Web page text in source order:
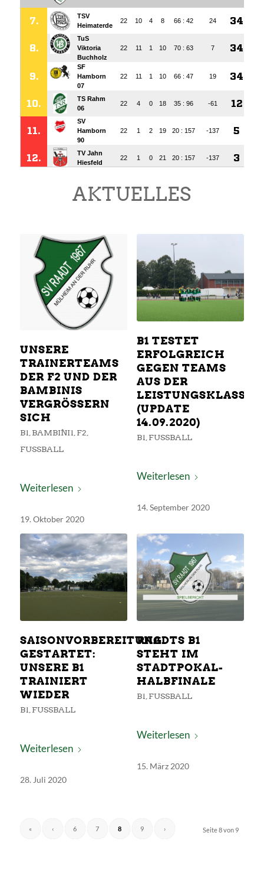
AKTUELLES
UNSERE
TRAINERTEAMS
DER F2 UND DER
BAMBINIS
VERGRÖSSERN S
ICH
B1 BAMBINI1 F2
FUSSBALL
Weiterlesen
19. Oktober 2020
B1 TESTET
ERFOLGREICH
GEGEN TEAMS
AUS DER
LEISTUNGSKLASSE
(UPDATE
14.09.2020)
B1 FUSSBALL
Weiterlesen
14. September 2020
SAISONVORBEREITUNG
GESTARTET:
UNSERE B1
TRAINIERT
WIEDER
B1 FUSSBALL
Weiterlesen
28. Juli 2020
RAADTS B1
STEHT IM
STADTPOKAL-
HALBFINALE
B1 FUSSBALL
Weiterlesen
15. März 2020
Seite 8 von 9
« ‹ 6 7 8 9 ›